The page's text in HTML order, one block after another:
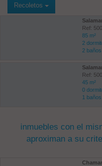
Recoletos
Ref:
85 m²
2
2 baños
Ref:
45 m²
0
1 baños
inmuebles con el
aproximan a su